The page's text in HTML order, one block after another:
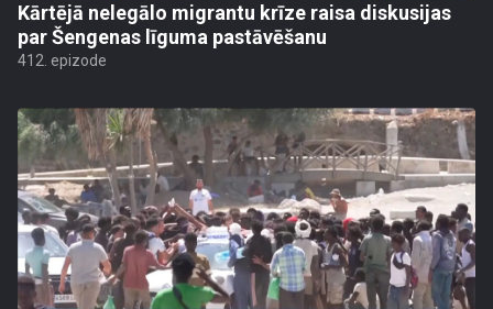
Kārtējā nelegālo migrantu krīze raisa diskusijas
par Šengenas līguma pastāvēšanu
412. epizode